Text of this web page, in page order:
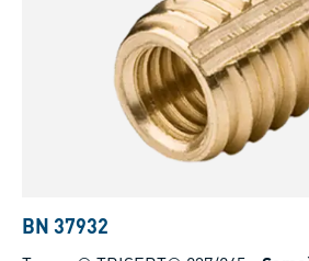
BN 37932